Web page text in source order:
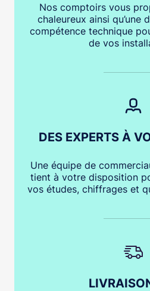
Nos comptoirs vous
chaleureux ainsi qu’une
compétence technique
de vos
DES EXPERTS À
Une équipe de
tient à votre disposition
vos études, chiffrages et